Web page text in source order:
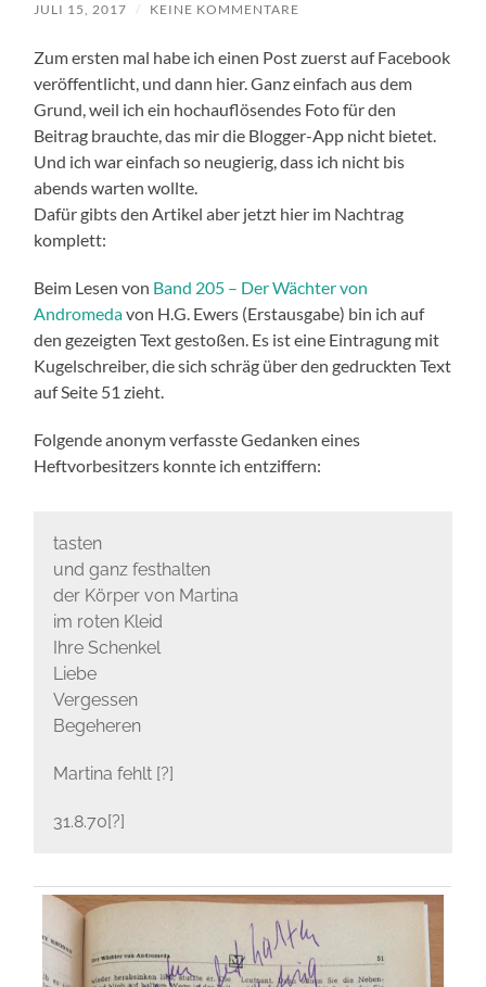
JULI 15, 2017 / KEINE KOMMENTARE
Zum ersten mal habe ich einen Post zuerst auf Facebook
veröffentlicht, und dann hier. Ganz einfach aus dem
Grund, weil ich ein hochauflösendes Foto für den
Beitrag brauchte, das mir die Blogger-App nicht bietet.
Und ich war einfach so neugierig, dass ich nicht bis
abends warten wollte.
Dafür gibts den Artikel aber jetzt hier im Nachtrag
komplett:
Beim Lesen von Band 205 – Der Wächter von
Andromedavon H.G. Ewers (Erstausgabe) bin ich auf
den gezeigten Text gestoßen. Es ist eine Eintragung mit
Kugelschreiber, die sich schräg über den gedruckten Text
auf Seite 51 zieht.
Folgende anonym verfasste Gedanken eines
Heftvorbesitzers konnte ich entziffern:
tasten
und ganz festhalten
der Körper von Martina
im roten Kleid
Ihre Schenkel
Liebe
Vergessen
Begeheren
Martina fehlt [?]
31.8.70[?]